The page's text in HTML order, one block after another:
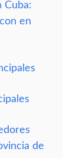
Cuba:
en
de